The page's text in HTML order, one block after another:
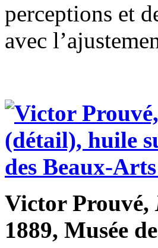
perceptions et
avec
Victor Prouvé,
1889, Musée